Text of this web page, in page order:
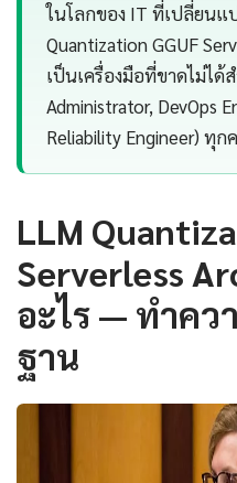
ในโลกของ IT ที่เปลี่ยนแ
Quantization GGUF
เป็นเครื่องมือที่ขาดไม่ได้
Administrator, DevOps
Reliability Engineer) ทุก
LLM
Serverless
อะไร — ทำคว
ฐาน